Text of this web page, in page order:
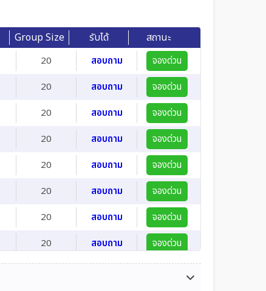
Group Size รับได้ สถานะ
20 สอบถาม
จองด่วน
20 สอบถาม
จองด่วน
20 สอบถาม
จองด่วน
20 สอบถาม
จองด่วน
20 สอบถาม
จองด่วน
20 สอบถาม
จองด่วน
20 สอบถาม
จองด่วน
20 สอบถาม
จองด่วน